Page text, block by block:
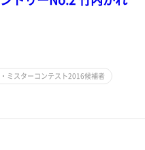
ミスターコンテスト2016候補者